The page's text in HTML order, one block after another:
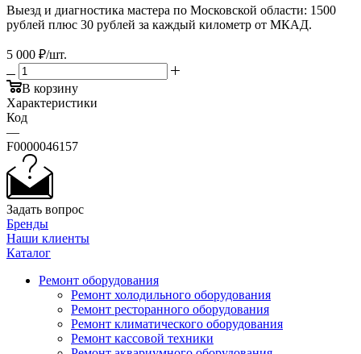
Выезд и диагностика мастера по Московской области: 1500
рублей плюс 30 рублей за каждый километр от МКАД.
5 000 ₽/шт.
В корзину
Характеристики
Код
—
F0000046157
Задать вопрос
Бренды
Наши клиенты
Каталог
Ремонт оборудования
Ремонт холодильного оборудования
Ремонт ресторанного оборудования
Ремонт климатического оборудования
Ремонт кассовой техники